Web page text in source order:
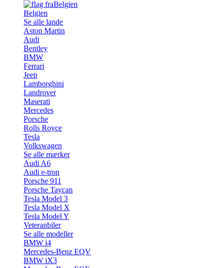
Belgien
Se alle lande
Aston Martin
Audi
Bentley
BMW
Ferrari
Jeep
Lamborghini
Landrover
Maserati
Mercedes
Porsche
Rolls Royce
Tesla
Volkswagen
Se alle mærker
Audi A6
Audi e-tron
Porsche 911
Porsche Taycan
Tesla Model 3
Tesla Model X
Tesla Model Y
Veteranbiler
Se alle modeller
BMW i4
Mercedes-Benz EQV
BMW iX3